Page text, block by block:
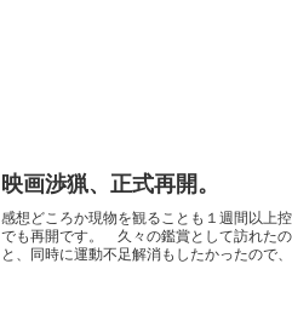
映画渉猟、正式再開。
感想どころか現物を観ることも１週間以上
でも再開です。 久々の鑑賞として訪れた
と、同時に運動不足解消もしたかったので